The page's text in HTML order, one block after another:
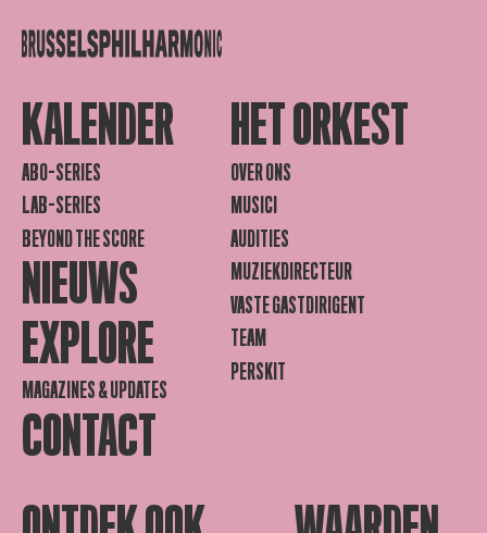
KALENDER
ABO-SERIES
LAB-SERIES
BEYOND THE SCORE
NIEUWS
EXPLORE
MAGAZINES & UPDATES
CONTACT
HET ORKEST
OVER ONS
MUSICI
AUDITIES
MUZIEKDIRECTEUR
VASTE GASTDIRIGENT
TEAM
PERSKIT